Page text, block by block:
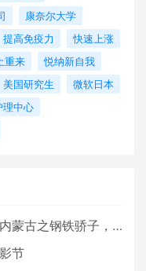
康奈尔大学
提高免疫力
快速上涨
重来
悦纳新自我
美国研究生
微软日本
理中心
之钢铁骄子，魅力包头
节